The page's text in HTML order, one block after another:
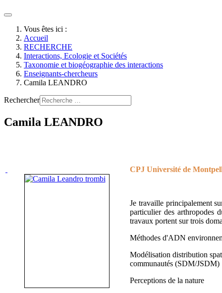
Vous êtes ici :
Accueil
RECHERCHE
Interactions, Ecologie et Sociétés
Taxonomie et biogéographie des interactions
Enseignants-chercheurs
Camila LEANDRO
Rechercher
Camila LEANDRO
CPJ Université de
Je travaille principalement
particulier des arthropodes
travaux portent sur trois
Méthodes d'ADN
Modélisation distribution
communautés (SDM/JSDM)
Perceptions de la nature